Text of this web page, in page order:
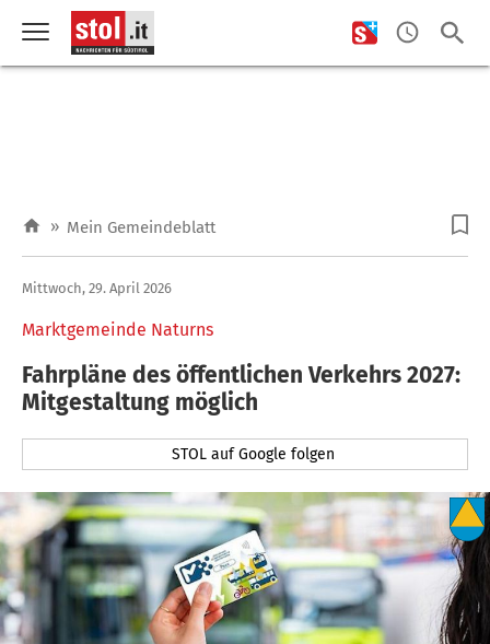
» Mein Gemeindeblatt
Marktgemeinde Naturns
Mittwoch, 29. April 2026
Fahrpläne des öffentlichen Verkehrs 2027:
Mitgestaltung möglich
STOL auf Google folgen